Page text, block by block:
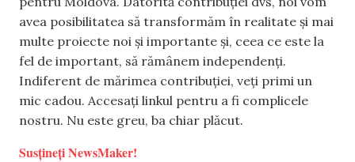
avea posibilitatea să transformăm în realitate și mai
multe proiecte noi și importante și, ceea ce este la
fel de important, să rămânem independenți.
Indiferent de mărimea contribuției, veți primi un
mic cadou. Accesați linkul pentru a fi complicele
nostru. Nu este greu, ba chiar plăcut.
Susțineți NewsMaker!